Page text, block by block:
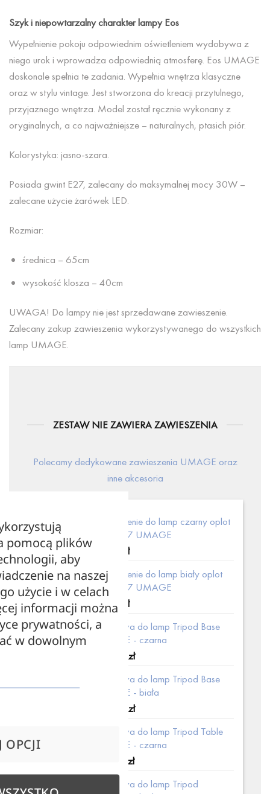
Szyk i niepowtarzalny charakter lampy Eos
Wypełnienie pokoju odpowiednim oświetleniem wydobywa z
niego urok i wprowadza odpowiednią atmosferę. Eos UMAGE
doskonale spełnia te zadania. Wypełnia wnętrza klasyczne
oraz w stylu vintage. Jest stworzona do kreacji przytulnego,
przyjaznego wnętrza. Model został ręcznie wykonany z
oryginalnych, a co najważniejsze – naturalnych, ptasich piór.
Kolorystyka: jasno-szara.
Posiada gwint E27, zalecany do maksymalnej mocy 30W –
zalecane użycie żarówek LED.
Rozmiar:
średnica – 65cm
wysokość klosza – 40cm
UWAGA! Do lampy nie jest sprzedawane zawieszenie.
Zalecany zakup zawieszenia wykorzystywanego do wszystkich
lamp UMAGE.
ZESTAW NIE ZAWIERA ZAWIESZENIA
Polecamy dedykowane zawieszenia UMAGE oraz
inne akcesoria
Zawieszenie do lamp czarny oplot
2.1m E27 UMAGE
zł
Zawieszenie do lamp biały oplot
2.1m E27 UMAGE
75,00
zł
Podstawa do lamp Tripod Base
UMAGE - czarna
235,00zł
Podstawa do lamp Tripod Base
UMAGE - biała
235,00zł
Podstawa do lamp Tripod Table
UMAGE - czarna
zł
Podstawa do lamp Tripod
pomocą plików
aby
na naszej
użycie i w celach
informacji można
prywatności, a
w dowolnym
OPCJI